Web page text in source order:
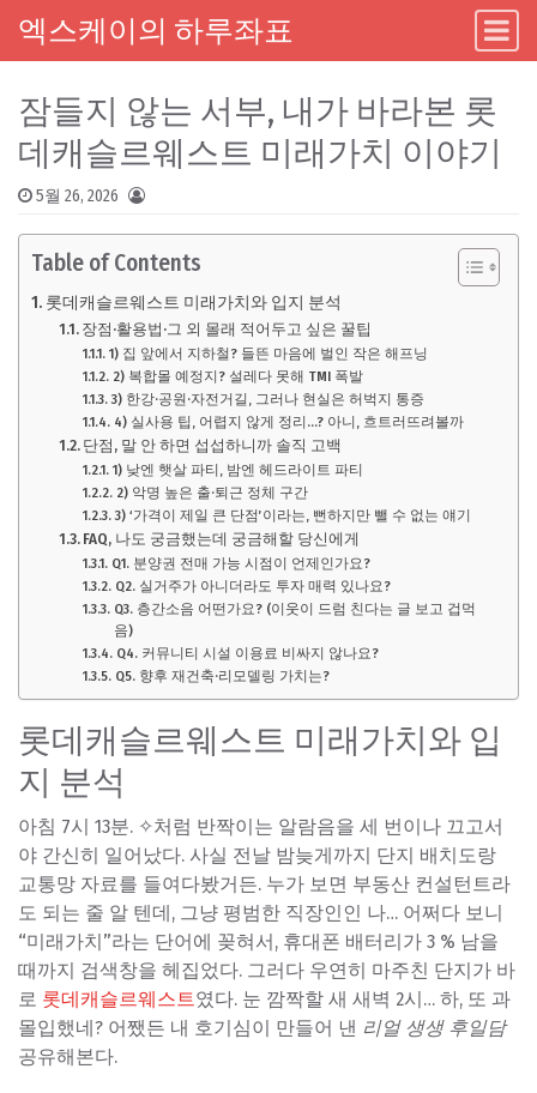
Skip to content
Main Navigation
엑스케이의 하루좌표
잠들지 않는 서부, 내가 바라본 롯
데캐슬르웨스트 미래가치 이야기
5월 26, 2026
Table of Contents
롯데캐슬르웨스트 미래가치와 입지 분석
장점·활용법·그 외 몰래 적어두고 싶은 꿀팁
1) 집 앞에서 지하철? 들뜬 마음에 벌인 작은 해프닝
2) 복합몰 예정지? 설레다 못해 TMI 폭발
3) 한강·공원·자전거길, 그러나 현실은 허벅지 통증
4) 실사용 팁, 어렵지 않게 정리…? 아니, 흐트러뜨려볼까
단점, 말 안 하면 섭섭하니까 솔직 고백
1) 낮엔 햇살 파티, 밤엔 헤드라이트 파티
2) 악명 높은 출·퇴근 정체 구간
3) ‘가격이 제일 큰 단점’이라는, 뻔하지만 뺄 수 없는 얘기
FAQ, 나도 궁금했는데 궁금해할 당신에게
Q1. 분양권 전매 가능 시점이 언제인가요?
Q2. 실거주가 아니더라도 투자 매력 있나요?
Q3. 층간소음 어떤가요? (이웃이 드럼 친다는 글 보고 겁먹
음)
Q4. 커뮤니티 시설 이용료 비싸지 않나요?
Q5. 향후 재건축·리모델링 가치는?
롯데캐슬르웨스트 미래가치와 입
지 분석
아침 7시 13분. ✧처럼 반짝이는 알람음을 세 번이나 끄고서
야 간신히 일어났다. 사실 전날 밤늦게까지 단지 배치도랑
교통망 자료를 들여다봤거든. 누가 보면 부동산 컨설턴트라
도 되는 줄 알 텐데, 그냥 평범한 직장인인 나… 어쩌다 보니
“미래가치”라는 단어에 꽂혀서, 휴대폰 배터리가 3 % 남을
때까지 검색창을 헤집었다. 그러다 우연히 마주친 단지가 바
로 롯데캐슬르웨스트였다. 눈 깜짝할 새 새벽 2시… 하, 또 과
몰입했네? 어쨌든 내 호기심이 만들어 낸 리얼 생생 후일담
공유해본다.